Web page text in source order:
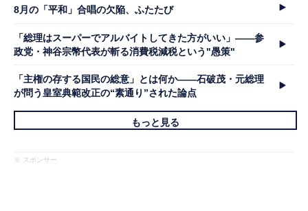
8月の「平和」合唱の欠陥、ふたたび
「総理はスーパーでアルバイトしてきた方がいい」――参
政党・神谷宗幣代表が斬る消費税減税という"愚策"
「主権の存する国民の総意」とは何か――石破茂・元総理
が問う皇室典範改正の“素通り”された論点
もっと見る
※ スポンサー